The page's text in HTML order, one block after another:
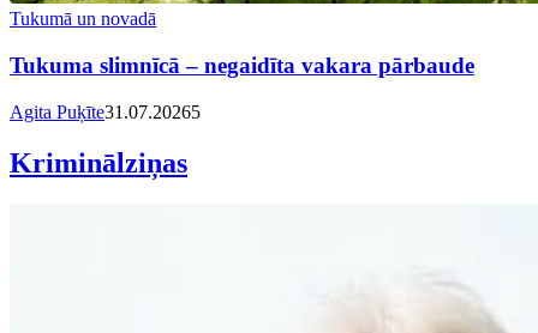
Tukumā un novadā
Tukuma slimnīcā – negaidīta vakara pārbaude
Agita Puķīte31.07.20265
Kriminālziņas